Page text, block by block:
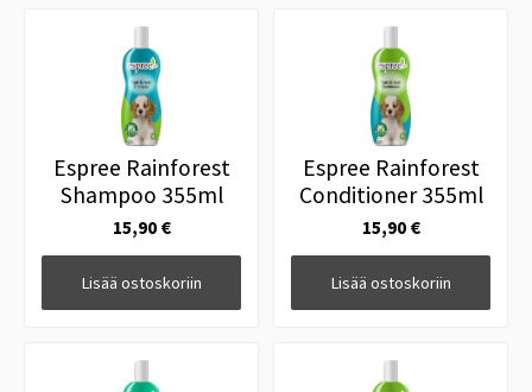
Espree Rainforest
Shampoo 355ml
15,90 €
Lisää ostoskoriin
Espree Rainforest
Conditioner 355ml
15,90 €
Lisää ostoskoriin